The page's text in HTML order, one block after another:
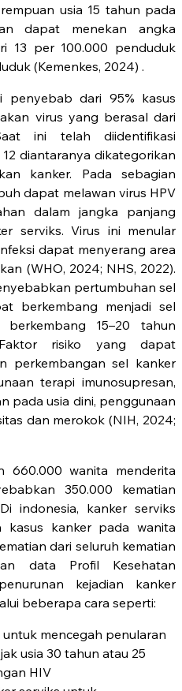
usia 15 tahun pada
dapat menekan angka
13 per 100.000 penduduk
(Kemenkes, 2024) .
penyebab dari 95% kasus
virus yang berasal dari
ini telah diidentifikasi
diantaranya dikategorikan
kanker. Pada sebagian
dapat melawan virus HPV
dalam jangka panjang
serviks. Virus ini menular
dapat menyerang area
(WHO, 2024; NHS, 2022).
pertumbuhan sel
berkembang menjadi sel
berkembang 15–20 tahun
risiko yang dapat
perkembangan sel kanker
terapi imunosupresan,
pada usia dini, penggunaan
dan merokok (NIH, 2024;
660.000 wanita menderita
350.000 kematian
indonesia, kanker serviks
kasus kanker pada wanita
dari seluruh kematian
data Profil Kesehatan
kejadian kanker
beberapa cara seperti:
untuk mencegah penularan
usia 30 tahun atau 25
HIV